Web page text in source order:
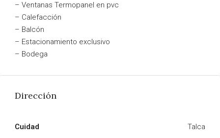
– Ventanas Termopanel en pvc
– Calefacción
– Balcón
– Estacionamiento exclusivo
– Bodega
Dirección
Cuidad Talca